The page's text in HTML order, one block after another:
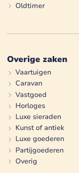
Oldtimer
Overige zaken
Vaartuigen
Caravan
Vastgoed
Horloges
Luxe sieraden
Kunst of antiek
Luxe goederen
Partijgoederen
Overig